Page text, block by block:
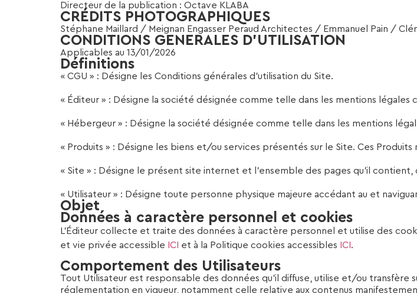
Directeur de la publication : Octave KLABA
CRÉDITS PHOTOGRAPHIQUES
Stéphane Maillard / Meignan Engasser Peraud Architectes / Emmanuel Pain /
CONDITIONS GENERALES D’UTILISATION
Applicables au 13/01/2026
Définitions
« CGU » : Désigne les Conditions générales d’utilisation du Site.
« Éditeur » : Désigne la société désignée comme telle dans les mentions légales
« Hébergeur » : Désigne la société désignée comme telle dans les mentions
« Produits » : Désigne les biens et/ou services présentés sur le Site. Ces Produits
« Site » : Désigne le présent site internet et l’ensemble des pages qu’il contient,
« Utilisateur » : Désigne toute personne physique majeure accédant au et
Objet
Données à caractère personnel et cookies
L’Éditeur collecte et traite des données à caractère personnel et utilise des
et vie privée accessible ICI et à la Politique cookies accessibles ICI .
Comportement des Utilisateurs
Tout Utilisateur est responsable des données qu’il diffuse, utilise et/ou
réglementation en vigueur, notamment celle relative aux contenus